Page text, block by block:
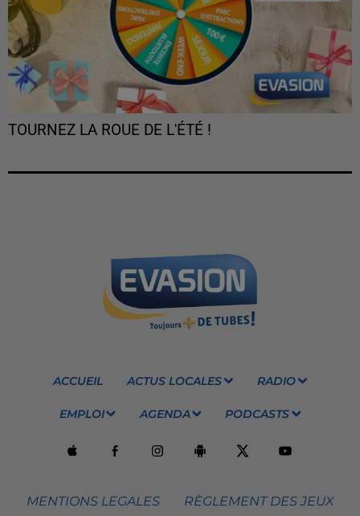
TOURNEZ LA ROUE DE L'ÉTÉ !
ACCUEIL ACTUS LOCALES RADIO
EMPLOI AGENDA PODCASTS
MENTIONS LEGALES RÈGLEMENT DES JEUX